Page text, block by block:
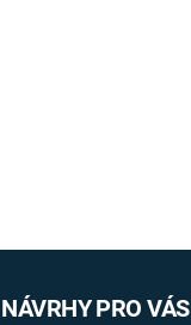
NÁVRHY PRO VÁS